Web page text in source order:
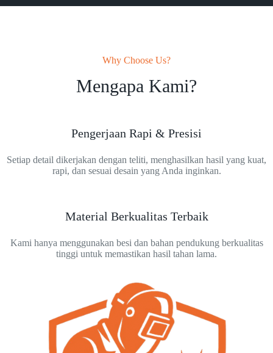
Why Choose Us?
Mengapa Kami?
Pengerjaan Rapi & Presisi
Setiap detail dikerjakan dengan teliti, menghasilkan hasil yang kuat,
rapi, dan sesuai desain yang Anda inginkan.
Material Berkualitas Terbaik
Kami hanya menggunakan besi dan bahan pendukung berkualitas
tinggi untuk memastikan hasil tahan lama.